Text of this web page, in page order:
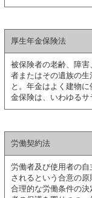
厚生年金保険法
被保険者の老齢、障
者またはその遺族の
と。年金はよく建物
金保険は、いわゆる
労働契約法
労働者及び使用者の
されるという合意の
合理的な労働条件の